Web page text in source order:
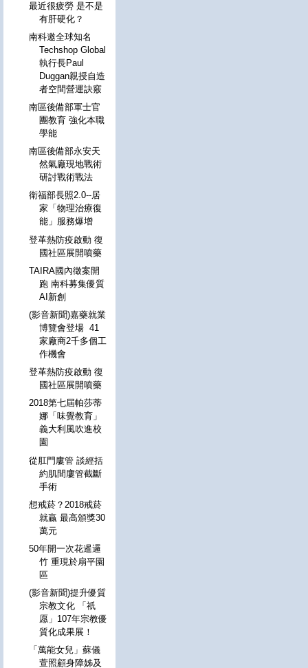
最近很疲勞 是不是
有肝硬化？
南科邀全球知名
Techshop Global
執行長Paul
Duggan親授自造
者空間營運訣竅
南區後備部軍士官
團教育 強化本職
學能
南區後備部永安天
然氣廠現地戰術
研討戰術戰法
衛福部長照2.0--居
家「物理治療復
能」服務爆增
登革熱防疫啟動 復
國社區展開噴藥
TAIRA國內徵案開
跑 南科募集優質
AI新創
(影音新聞)嘉藥就業
博覽會登場 41
家廠商2千多個工
作機會
登革熱防疫啟動 復
國社區展開噴藥
2018第七屆帕莎蒂
娜「味覺教育」
義大利風吹進校
園
從肛門廔管 談經括
約肌間廔管截斷
手術
想戒菸？2018戒菸
就贏 最高頒獎30
萬元
50年開一次花暹邏
竹 重現於扇平園
區
(影音新聞)提升優質
宗教文化 「祇
愿」107年宗教優
質化成果展！
「萬能女兒」蘇儀
萱照顧身障姊及